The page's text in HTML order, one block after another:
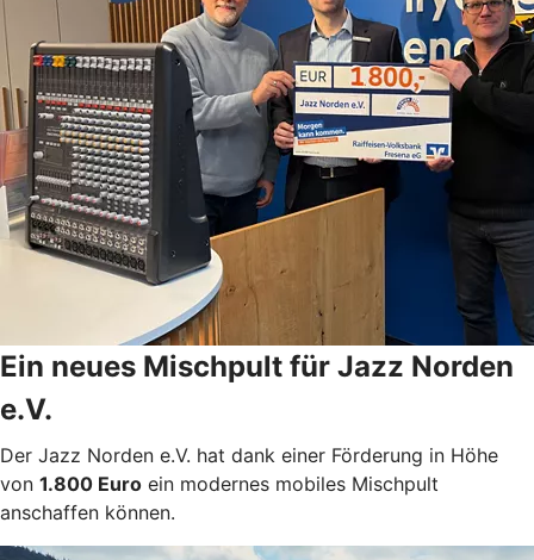
Ein neues Mischpult für Jazz Norden
e.V.
Der Jazz Norden e.V. hat dank einer Förderung in Höhe
von 1.800 Euro ein modernes mobiles Mischpult
anschaffen können.